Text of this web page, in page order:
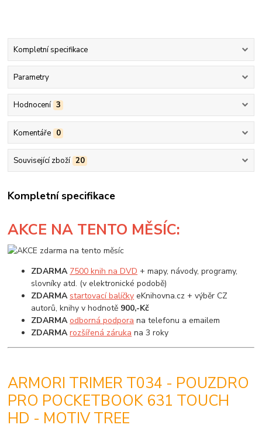
Kompletní specifikace
Parametry
Hodnocení 3
Komentáře 0
Související zboží 20
Kompletní specifikace
AKCE NA TENTO MĚSÍC:
ZDARMA 7500 knih na DVD + mapy, návody, programy,
slovníky atd. (v elektronické podobě)
ZDARMA startovací balíčky eKnihovna.cz + výběr CZ
autorů, knihy v hodnotě 900,-Kč
ZDARMA odborná podpora na telefonu a emailem
ZDARMA rozšířená záruka na 3 roky
ARMORI TRIMER T034 - POUZDRO
PRO POCKETBOOK 631 TOUCH
HD - MOTIV TREE